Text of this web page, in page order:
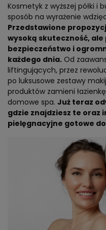
Kosmetyk z wyższej półki i
sposób na wyrażenie
Przedstawione
wysoką skuteczność,
bezpieczeństwo i
każdego dnia. Od
liftingujących, przez
po luksusowe zestawy
produktów zamieni
domowe spa. Już teraz
gdzie znajdziesz te oraz
pielęgnacyjne gotowe